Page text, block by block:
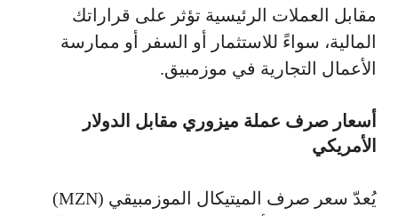
مقابل العملات الرئيسية تؤثر على قراراتك
المالية، سواءً للاستثمار أو السفر أو ممارسة
الأعمال التجارية في موزمبيق.
أسعار صرف عملة ميزوري مقابل الدولار
الأمريكي
يُعدّ سعر صرف الميتيكال الموزمبيقي (MZN)